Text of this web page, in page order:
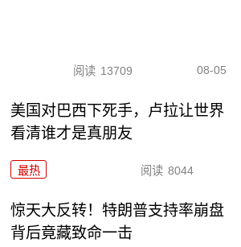
阅读 13709 08-05
美国对巴西下死手，卢拉让世界
看清谁才是真朋友
最热 阅读 8044
惊天大反转！特朗普支持率崩盘
背后竟藏致命一击